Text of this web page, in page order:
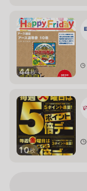
44枚
10枚